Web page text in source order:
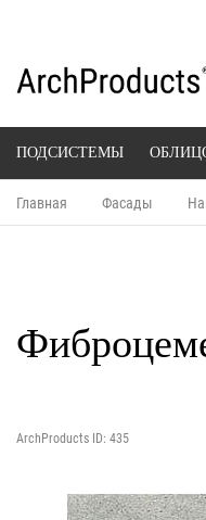
ПОДСИСТЕМЫ
Главная Фасады
ArchProducts ID: 435